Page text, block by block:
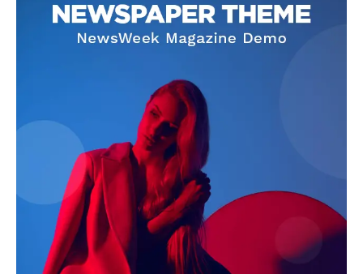
Contact us
Subscription Plans
My account